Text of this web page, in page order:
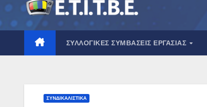
ΣΥΛΛΟΓΙΚΈΣ ΣΥΜΒΆΣΕΙΣ ΕΡΓΑΣΊΑΣ
ΣΥΝΔΙΚΑΛΙΣΤΙΚΆ